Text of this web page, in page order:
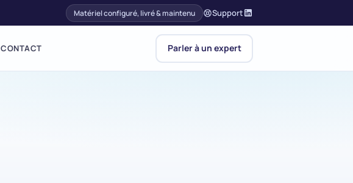
Matériel configuré, livré & maintenu Support
CONTACT Parler à un expert